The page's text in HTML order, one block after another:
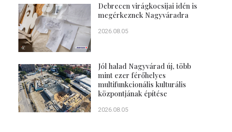
Debrecen virágkocsijai idén is
megérkeznek Nagyváradra
2026.08.05
Jól halad Nagyvárad új, több
mint ezer férőhelyes
multifunkcionális kulturális
központjának építése
2026.08.05